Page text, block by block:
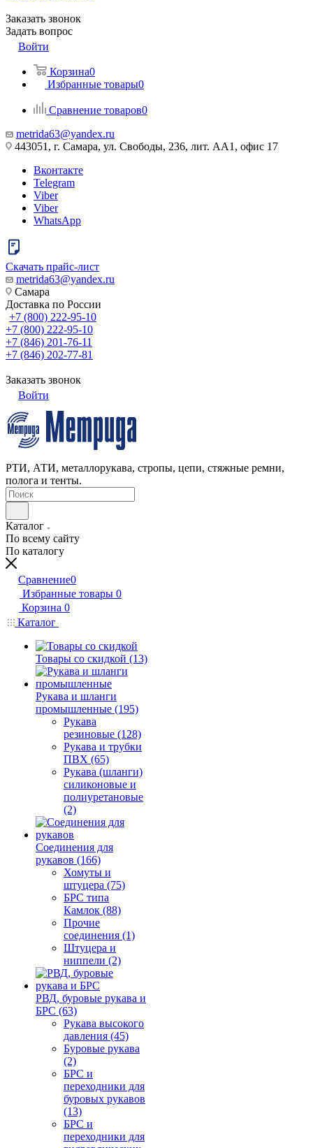
Заказать звонок
Задать вопрос
Войти
Корзина0
Избранные товары0
Сравнение товаров0
metrida63@yandex.ru
443051, г. Самара, ул. Свободы, 236, лит. АА1, офис 17
Вконтакте
Telegram
Viber
Viber
WhatsApp
Скачать прайс-лист
metrida63@yandex.ru
Самара
Доставка по России
+7 (800) 222-95-10
+7 (800) 222-95-10
+7 (846) 201-76-11
+7 (846) 202-77-81
Заказать звонок
Войти
РТИ, АТИ, металлорукава, стропы, цепи, стяжные ремни,
полога и тенты.
Каталог
По всему сайту
По каталогу
Сравнение0
Избранные товары 0
Корзина 0
Каталог
Товары со скидкой (13)
Рукава и шланги
промышленные (195)
Рукава
резиновые (128)
Рукава и трубки
ПВХ (65)
Рукава (шланги)
силиконовые и
полиуретановые
(2)
Соединения для
рукавов (166)
Хомуты и
штуцера (75)
БРС типа
Камлок (88)
Прочие
соединения (1)
Штуцера и
ниппели (2)
РВД, буровые рукава и
БРС (63)
Рукава высокого
давления (45)
Буровые рукава
(2)
БРС и
переходники для
буровых рукавов
(13)
БРС и
переходники для